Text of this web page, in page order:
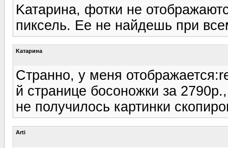
Kатарина, фотки не
пиксель. Ее не найдешь при
Kатарина
Странно, у меня
й странице босоножки за
не получилось картинки
Arti